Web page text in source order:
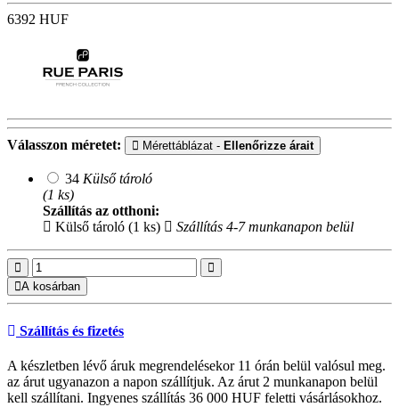
6392 HUF
Válasszon méretet: Mérettáblázat - Ellenőrizze árait
34 Külső tároló
(1 ks)
Szállítás az otthoni:
Külső tároló (1 ks)
Szállítás 4-7 munkanapon belül
A kosárban
Szállítás és fizetés
A készletben lévő áruk megrendelésekor 11 órán belül valósul meg.
az árut ugyanazon a napon szállítjuk. Az árut 2 munkanapon belül
kell szállítani. Ingyenes szállítás 36 000 HUF feletti vásárlásokhoz.